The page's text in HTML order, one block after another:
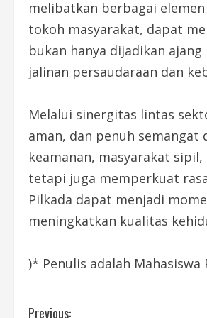
melibatkan berbagai
tokoh masyarakat, dapat
bukan hanya dijadikan
jalinan persaudaraan dan
Melalui sinergitas lintas
aman, dan penuh
keamanan, masyarakat
tetapi juga memperkuat
Pilkada dapat menjadi
meningkatkan kualitas
)* Penulis adalah
Previous: